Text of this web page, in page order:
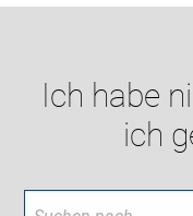
Ich habe
ich